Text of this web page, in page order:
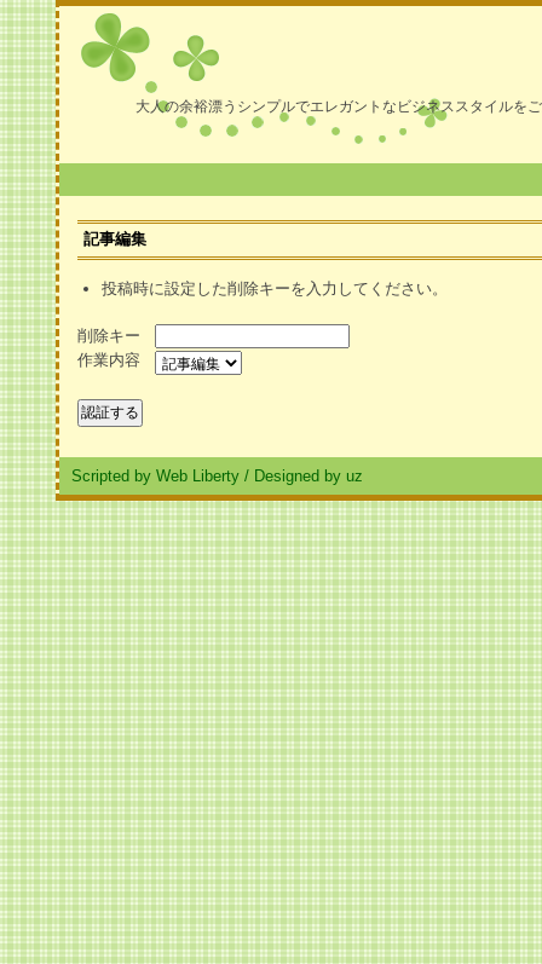
大人の余裕漂うシンプルでエレガントなビジネススタイルを
記事編集
投稿時に設定した削除キーを入力してください。
削除キー
作業内容
Scripted by Web Liberty / Designed by uz